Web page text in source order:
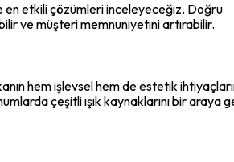
en etkili çözümleri inceleyeceğiz. Doğru
ve müşteri memnuniyetini artırabilir.
hem işlevsel hem de estetik
çeşitli ışık kaynaklarını bir araya